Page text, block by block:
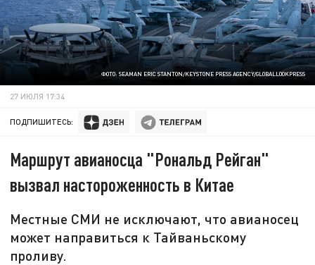
ФОТО: SEAMAN ERIC STANTON/KEYSTONE PRESS AGENCY/GLOBALLOOKPRESS
27 ИЮЛЯ 17:34
ПОДПИШИТЕСЬ:
Маршрут авианосца "Рональд Рейган"
вызвал настороженность в Китае
Местные СМИ не исключают, что авианосец
может направиться к Тайваньскому
проливу.